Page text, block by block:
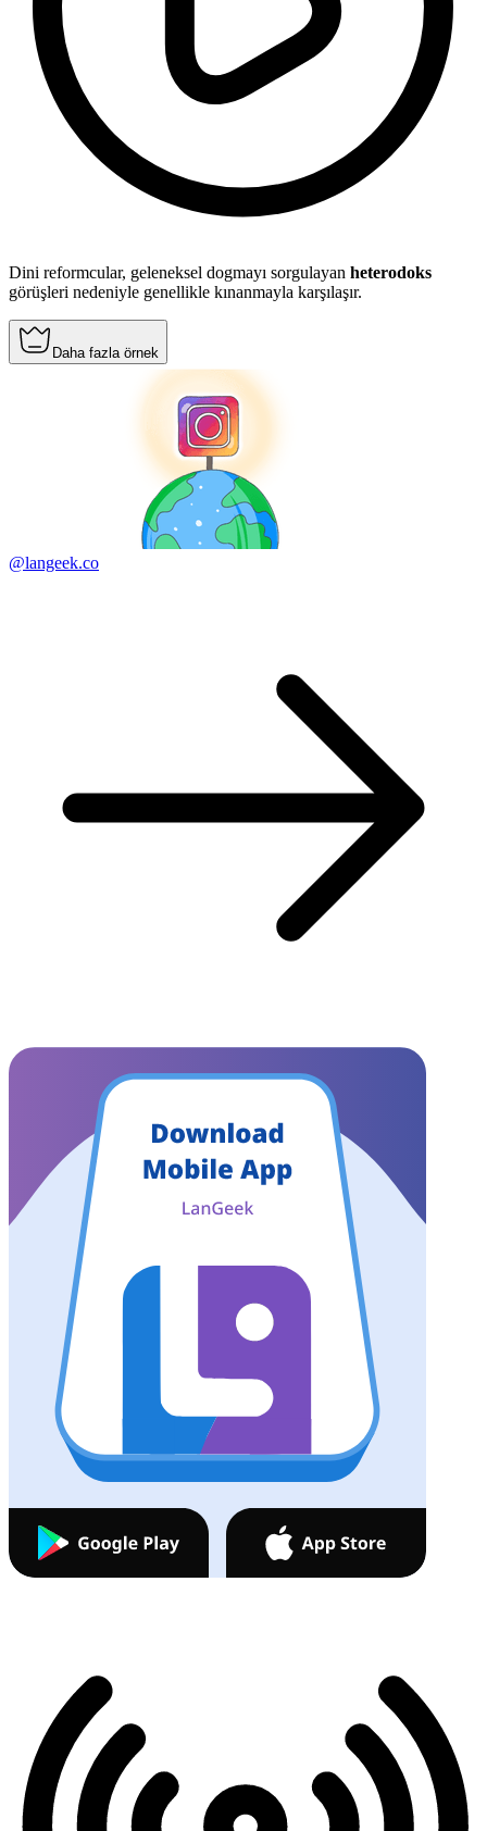
Dini reformcular, geleneksel dogmayı sorgulayan heterodoks
görüşleri nedeniyle genellikle kınanmayla karşılaşır.
Daha fazla örnek
@langeek.co